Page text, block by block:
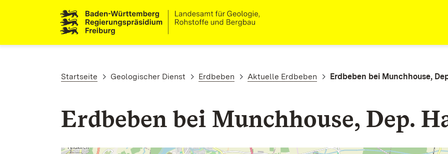
Pfadnavigation
Startseite Geologischer Dienst Erdbeben Aktuelle Erdbeben Erdbeben bei Munchhouse,
Erdbeben bei Munchhouse, Dep.